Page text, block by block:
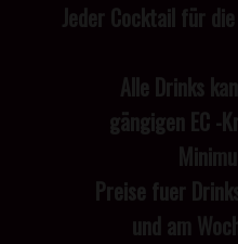
Jeder Cocktail für
Alle Drinks
gängigen EC -
Preise fuer
und am